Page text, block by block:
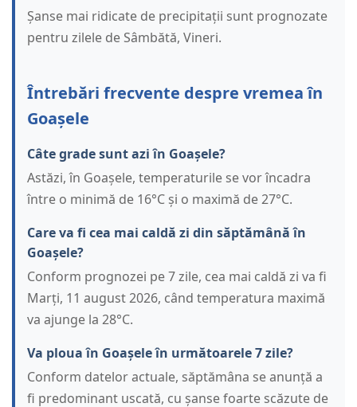
Șanse mai ridicate de precipitații sunt prognozate
pentru zilele de Sâmbătă, Vineri.
Întrebări frecvente despre vremea în
Goașele
Câte grade sunt azi în Goașele?
Astăzi, în Goașele, temperaturile se vor încadra
între o minimă de 16°C și o maximă de 27°C.
Care va fi cea mai caldă zi din săptămână în
Goașele?
Conform prognozei pe 7 zile, cea mai caldă zi va fi
Marți, 11 august 2026, când temperatura maximă
va ajunge la 28°C.
Va ploua în Goașele în următoarele 7 zile?
Conform datelor actuale, săptămâna se anunță a
fi predominant uscată, cu șanse foarte scăzute de